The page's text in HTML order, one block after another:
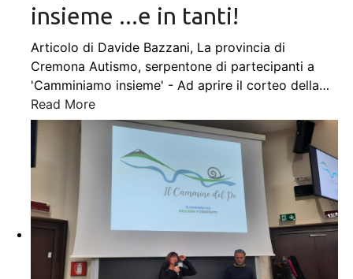
insieme ...e in tanti!
Articolo di Davide Bazzani, La provincia di
Cremona Autismo, serpentone di partecipanti a
'Camminiamo insieme' - Ad aprire il corteo della…
Read More